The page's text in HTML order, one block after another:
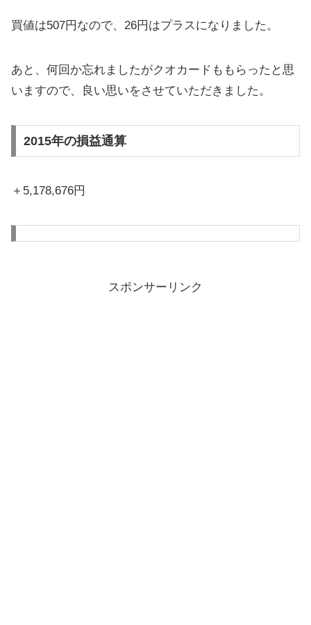
買値は507円なので、26円はプラスになりました。
あと、何回か忘れましたがクオカードももらったと思
いますので、良い思いをさせていただきました。
2015年の損益通算
＋5,178,676円
スポンサーリンク